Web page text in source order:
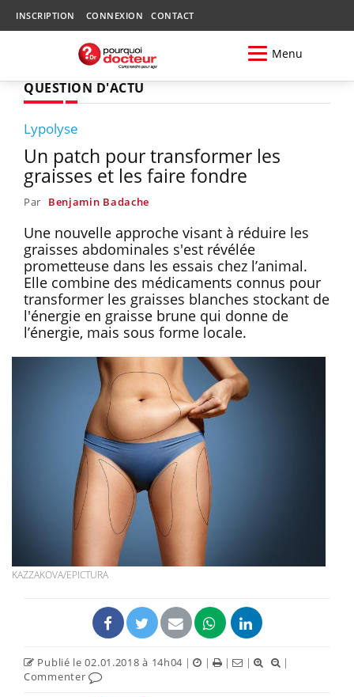
INSCRIPTION CONNEXION CONTACT
Menu
QUESTION D'ACTU
Lypolyse
Un patch pour transformer les
graisses et les faire fondre
Par Benjamin Badache
Une nouvelle approche visant à réduire les
graisses abdominales s'est révélée
prometteuse dans les essais chez l’animal.
Elle combine des médicaments connus pour
transformer les graisses blanches stockant de
l'énergie en graisse brune qui donne de
l’énergie, mais sous forme locale.
KAZZAKOVA/EPICTURA
Publié le 02.01.2018 à 14h04 | | | |
|
Commenter